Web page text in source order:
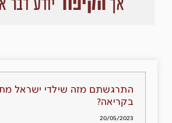
התרגשתם מזה שילדי ישראל
בקריאה?
20/05/2023